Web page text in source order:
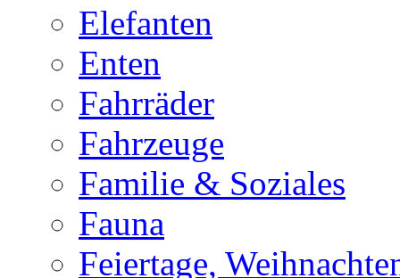
Elefanten
Enten
Fahrräder
Fahrzeuge
Familie & Soziales
Fauna
Feiertage,